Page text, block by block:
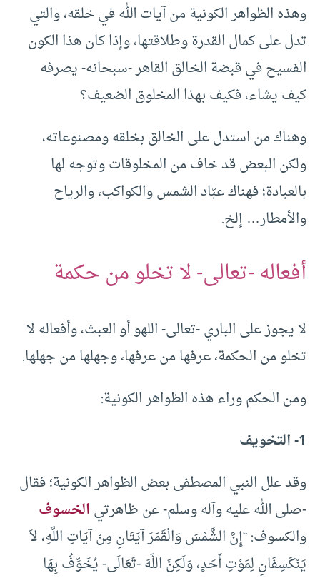
وهذه الظواهر الكونية من آيات الله في خلقه، والتي
تدل على كمال القدرة وطلاقتها، وإذا كان هذا الكون
الفسيح في قبضة الخالق القاهر -سبحانه- يصرفه
كيف يشاء، فكيف بهذا المخلوق الضعيف؟
وهناك من استدل على الخالق بخلقه ومصنوعاته،
ولكن البعض قد خاف من المخلوقات وتوجه لها
بالعبادة؛ فهناك عبّاد الشمس والكواكب، والرياح
والأمطار… إلخ.
أفعاله -تعالى- لا تخلو من حكمة
لا يجوز على الباري -تعالى- اللهو أو العبث، وأفعاله لا
تخلو من الحكمة، عرفها من عرفها، وجهلها من جهلها.
ومن الحكم وراء هذه الظواهر الكونية:
1- التخويف
وقد علل النبي المصطفى بعض الظواهر الكونية؛ فقال
-صلى الله عليه وآله وسلم- عن ظاهرتيالخسوف
والكسوف: “إِنَّ الشَّمْسَ وَالْقَمَرَ آيَتَانِ مِنْ آيَاتِ اللَّهِ، لاَ
يَنْكَسِفَانِ لِمَوْتِ أَحَدٍ، وَلَكِنَّ اللَّهَ -تَعَالَى- يُخَوِّفُ بِهَا